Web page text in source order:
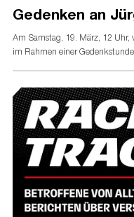
Gedenken an
Am Samstag, 19. März, 12 Uhr,
im Rahmen einer